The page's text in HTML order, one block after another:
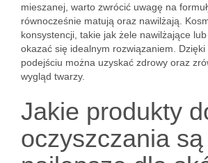
mieszanej, warto zwrócić uwagę na
równocześnie matują oraz nawilżają.
konsystencji, takie jak żele nawilżające
okazać się idealnym rozwiązaniem.
podejściu można uzyskać zdrowy oraz
wygląd twarzy.
Jakie produkty
oczyszczania są